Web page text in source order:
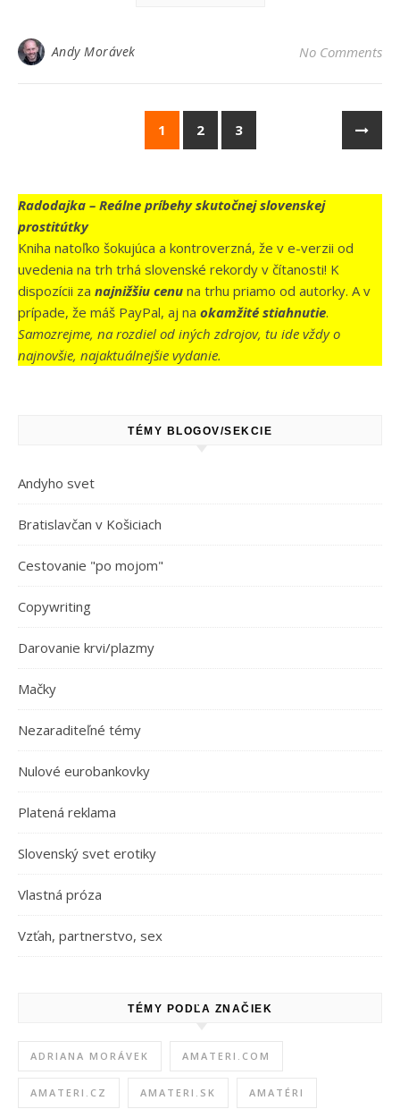
Andy Morávek No Comments
1 2 3
Radodajka – Reálne príbehy skutočnej slovenskej
prostitútky
Kniha natoľko šokujúca a kontroverzná, že v e-verzii od
uvedenia na trh trhá slovenské rekordy v čítanosti! K
dispozícii za najnižšiu cenu na trhu priamo od autorky. A v
prípade, že máš PayPal, aj na okamžité stiahnutie.
Samozrejme, na rozdiel od iných zdrojov, tu ide vždy o
najnovšie, najaktuálnejšie vydanie.
TÉMY BLOGOV/SEKCIE
Andyho svet
Bratislavčan v Košiciach
Cestovanie "po mojom"
Copywriting
Darovanie krvi/plazmy
Mačky
Nezaraditeľné témy
Nulové eurobankovky
Platená reklama
Slovenský svet erotiky
Vlastná próza
Vzťah, partnerstvo, sex
TÉMY PODĽA ZNAČIEK
ADRIANA MORÁVEK AMATERI.COM
AMATERI.CZ AMATERI.SK AMATÉRI